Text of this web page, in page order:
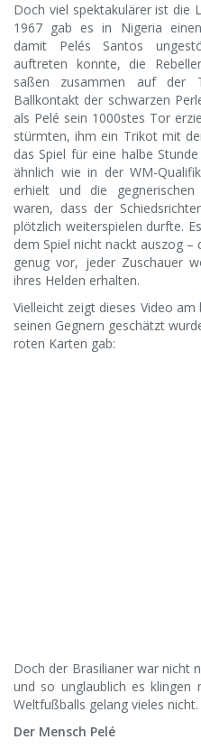
Doch viel spektakulärer ist die
1967 gab es in Nigeria
damit Pelés Santos
auftreten konnte, die
saßen zusammen auf der
Ballkontakt der schwarzen
als Pelé sein 1000stes Tor
stürmten, ihm ein Trikot mit
das Spiel für eine halbe
ähnlich wie in der WM-
erhielt und die
waren, dass der
plötzlich weiterspielen durfte.
dem Spiel nicht nackt auszog
genug vor, jeder Zuschauer
ihres Helden erhalten.
Vielleicht zeigt dieses Video
seinen Gegnern geschätzt
roten Karten gab:
Doch der Brasilianer war nicht
und so unglaublich es klingen
Weltfußballs gelang vieles nicht.
Der Mensch Pelé